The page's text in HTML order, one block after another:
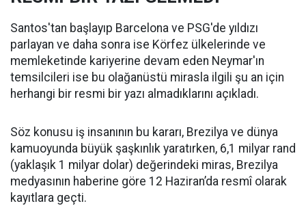
Santos'tan başlayıp Barcelona ve PSG'de yıldızı
parlayan ve daha sonra ise Körfez ülkelerinde ve
memleketinde kariyerine devam eden Neymar'ın
temsilcileri ise bu olağanüstü mirasla ilgili şu an için
herhangi bir resmi bir yazı almadıklarını açıkladı.
Söz konusu iş insanının bu kararı, Brezilya ve dünya
kamuoyunda büyük şaşkınlık yaratırken, 6,1 milyar rand
(yaklaşık 1 milyar dolar) değerindeki miras, Brezilya
medyasının haberine göre 12 Haziran’da resmî olarak
kayıtlara geçti.